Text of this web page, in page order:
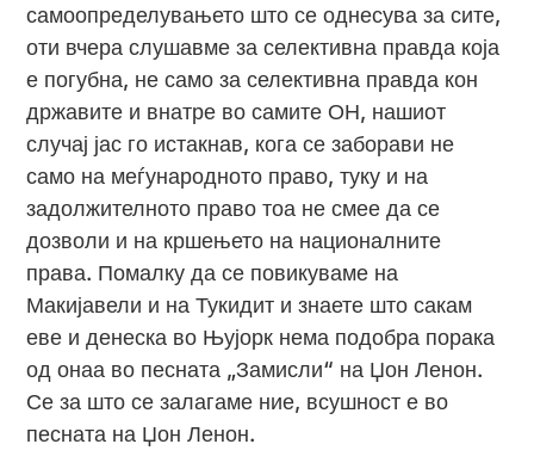
самоопределувањето што се однесува за сите,
оти вчера слушавме за селективна правда која
е погубна, не само за селективна правда кон
државите и внатре во самите ОН, нашиот
случај јас го истакнав, кога се заборави не
само на меѓународното право, туку и на
задолжителното право тоа не смее да се
дозволи и на кршењето на националните
права. Помалку да се повикуваме на
Макијавели и на Тукидит и знаете што сакам
еве и денеска во Њујорк нема подобра порака
од онаа во песната „Замисли“ на Џон Ленон.
Се за што се залагаме ние, всушност е во
песната на Џон Ленон.